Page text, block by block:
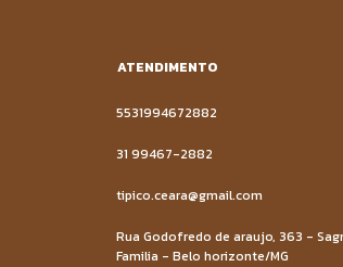
ATENDIMENTO
5531994672882
31 99467-2882
tipico.ceara@gmail.com
Rua Godofredo de araujo, 363 -
Familia - Belo horizonte/MG